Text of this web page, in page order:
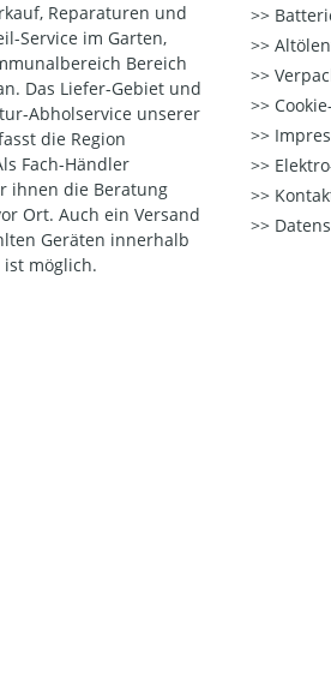
Reparaturen und
Service im Garten,
Bereich
Das Liefer-Gebiet und
Abholservice unserer
die Region
Fach-Händler
ihnen die Beratung
Ort. Auch ein Versand
Geräten innerhalb
möglich.